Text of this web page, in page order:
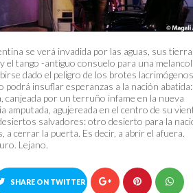
se verá invadida por las aguas, sus
el tango -antiguo consuelo para una
dado el peligro de los brotes
podrá insuflar esperanzas a la nación abatida:
canjeada por un terruño infame en la nueva
amputada, agujereada en el centro de su
salvadores: otro desierto para la
a cerrar la puerta. Es decir, a abrir el afuera.
Lejano.
SHARE ON TWITTER